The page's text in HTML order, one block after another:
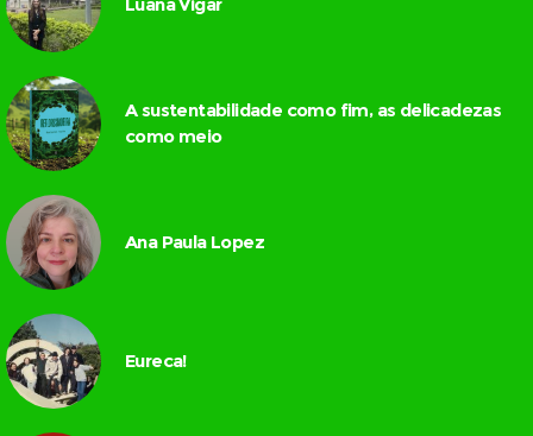
A sustentabilidade como fim, as delicadezas
como meio
Ana Paula Lopez
Eureca!